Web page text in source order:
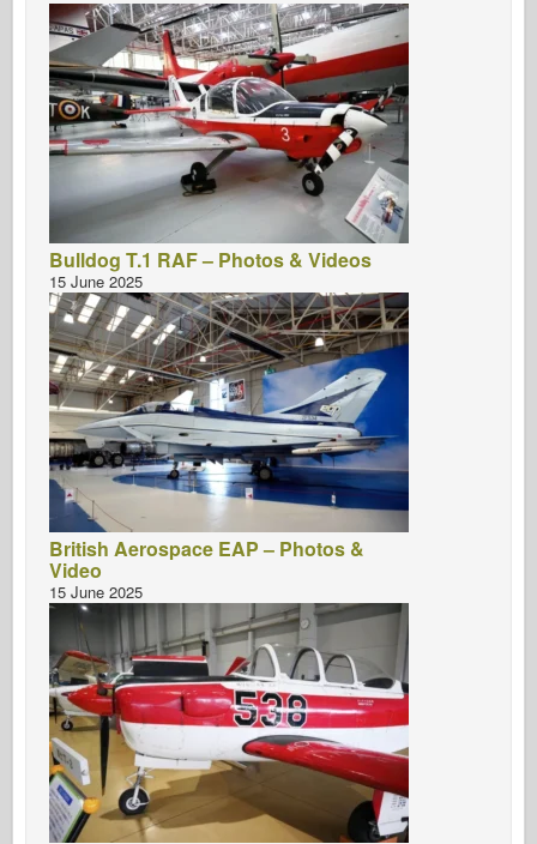
Bulldog T.1 RAF – Photos & Videos
15 June 2025
British Aerospace EAP – Photos &
Video
15 June 2025